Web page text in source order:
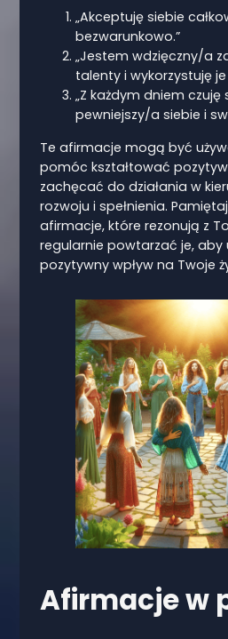
„Akceptuję siebie
bezwarunkowo.”
„Jestem wdzięczny/a
talenty i wykorzystuję
„Z każdym dniem czuję
pewniejszy/a siebie i
Te afirmacje mogą być
pomóc kształtować
zachęcać do działania w
rozwoju i spełnienia.
afirmacje, które rezonują z
regularnie powtarzać je, aby
pozytywny wpływ na Twoje
Afirmacje w